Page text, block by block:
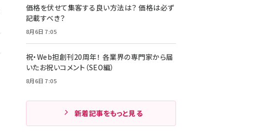
価格を伏せて集客する良い方法は？ 価格は必ず
記載すべき？
8月6日 7:05
祝・Web担創刊20周年！ 各業界の専門家から届
いたお祝いコメント（SEO編）
8月6日 7:05
新着記事をもっと見る